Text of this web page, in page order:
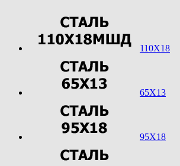
110Х18
65Х13
95Х18